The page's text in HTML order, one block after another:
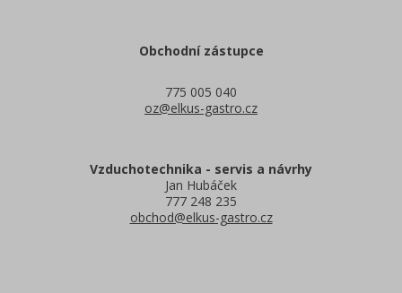
Obchodní zástupce
775 005 040
oz@elkus-gastro.cz
Vzduchotechnika - servis a návrhy
Jan Hubáček
777 248 235
obchod@elkus-gastro.cz